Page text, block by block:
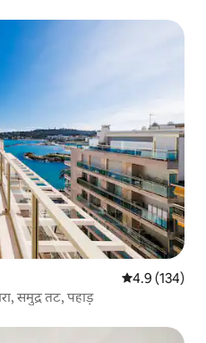
औसत रेटिंग 5 में
4.9 (134)
समुद्र तट, पहाड़